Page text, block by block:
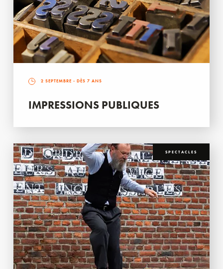
2 SEPTEMBRE - DÈS 7 ANS
IMPRESSIONS PUBLIQUES
SPECTACLES